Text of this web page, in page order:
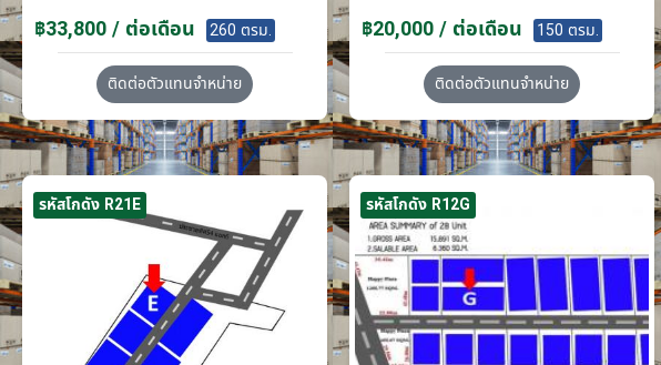
฿33,800 / ต่อเดือน 260 ตรม.
ติดต่อตัวแทนจำหน่าย
฿20,000 / ต่อเดือน 150 ตรม.
ติดต่อตัวแทนจำหน่าย
รหัสโกดัง R21E รหัสโกดัง R12G